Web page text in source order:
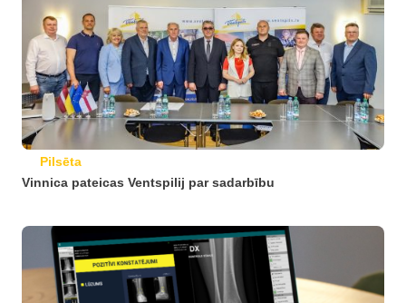
Pilsēta
Vinnica pateicas Ventspilij par sadarbību